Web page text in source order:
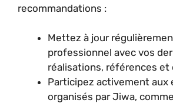
recommandations :
Mettez à jour
professionnel avec vos
réalisations, références et
Participez activement aux
organisés par Jiwa,